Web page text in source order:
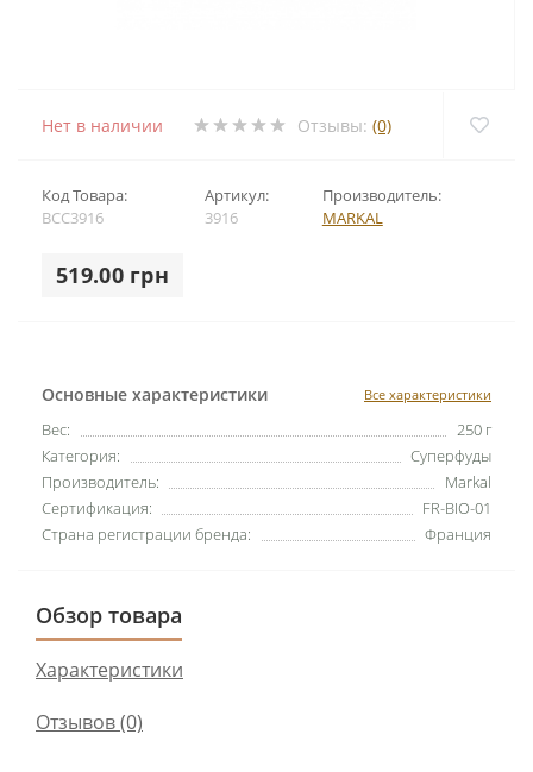
Нет в наличии Отзывы: (0)
Код Товара:
BCC3916
Артикул:
3916
Производитель:
MARKAL
519.00 грн
Основные характеристики Все характеристики
Вес:
250 г
Категория:
Суперфуды
Производитель:
Markal
Сертификация:
FR-BIO-01
Страна регистрации бренда:
Франция
Обзор товара
Характеристики
Отзывов (0)